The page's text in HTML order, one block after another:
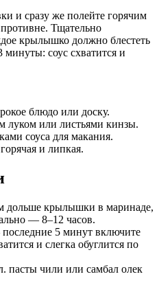
и сразу же полейте горячим
Тщательно
крылышко должно блестеть
минуты: соус схватится и
блюдо или доску.
луком или листьями кинзы.
соуса для макания.
и липкая.
дольше крылышки в маринаде,
— 8–12 часов.
5 минут включите
и слегка обуглится по
пасты чили или самбал олек